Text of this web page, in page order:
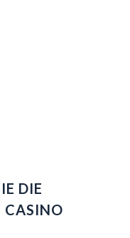
DIE
CASINO